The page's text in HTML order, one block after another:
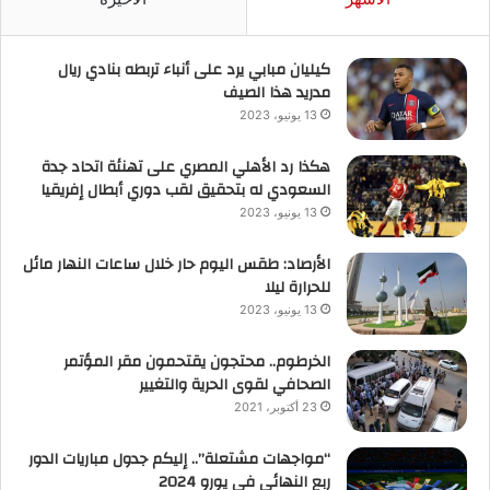
كيليان مبابي يرد على أنباء تربطه بنادي ريال
مدريد هذا الصيف
13 يونيو، 2023
هكذا رد الأهلي المصري على تهنئة اتحاد جدة
السعودي له بتحقيق لقب دوري أبطال إفريقيا
13 يونيو، 2023
الأرصاد: طقس اليوم حار خلال ساعات النهار مائل
للحرارة ليلا
13 يونيو، 2023
الخرطوم.. محتجون يقتحمون مقر المؤتمر
الصحافي لقوى الحرية والتغيير
23 أكتوبر، 2021
“مواجهات مشتعلة”.. إليكم جدول مباريات الدور
ربع النهائي في يورو 2024